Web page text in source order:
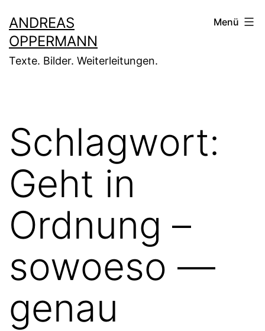
Inhalt
springen
ANDREAS
OPPERMANN
Texte. Bilder. Weiterleitungen.
Menü
Schlagwort:
Geht in
Ordnung –
sowoeso —
genau